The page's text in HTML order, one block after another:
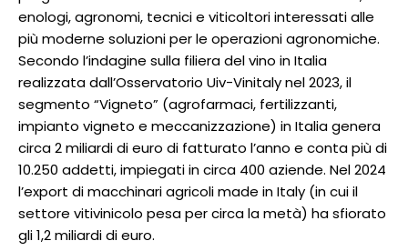
enologi, agronomi, tecnici e viticoltori interessati alle
più moderne soluzioni per le operazioni agronomiche.
Secondo l’indagine sulla filiera del vino in Italia
realizzata dall’Osservatorio Uiv-Vinitaly nel 2023, il
segmento “Vigneto” (agrofarmaci, fertilizzanti,
impianto vigneto e meccanizzazione) in Italia genera
circa 2 miliardi di euro di fatturato l’anno e conta più di
10.250 addetti, impiegati in circa 400 aziende. Nel 2024
l’export di macchinari agricoli made in Italy (in cui il
settore vitivinicolo pesa per circa la metà) ha sfiorato
gli 1,2 miliardi di euro.